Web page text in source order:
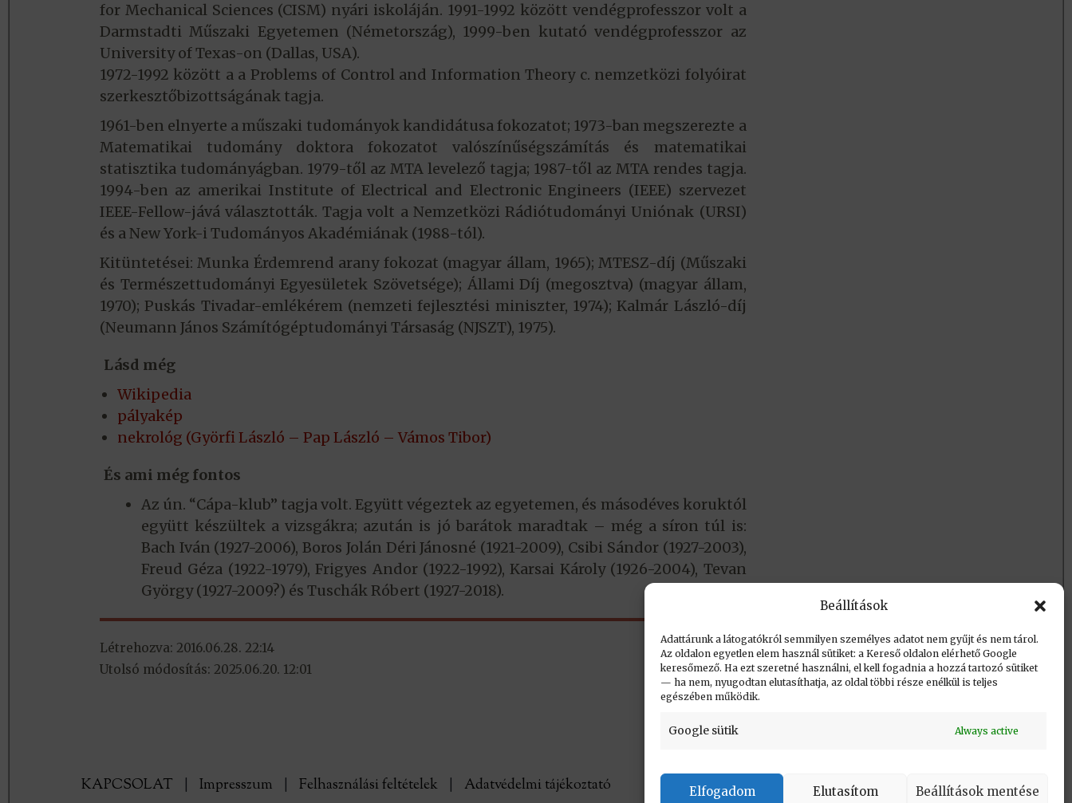
Beállítások
Adattárunk a látogatókról semmilyen személyes adatot nem gyűjt és nem tárol.
Az oldalon egyetlen elem használ sütiket: a Kereső oldalon elérhető Google
keresőmező. Ha ezt szeretné használni, el kell fogadnia a hozzá tartozó sütiket
— ha nem, nyugodtan elutasíthatja, az oldal többi része enélkül is teljes
egészében működik.
Google sütik Always active
Elfogadom Elutasítom Beállítások mentése
for Mechanical Sciences (CISM) nyári iskoláján. 1991-1992 között vendégprofesszor volt a
Darmstadti Műszaki Egyetemen (Németország), 1999-ben kutató vendégprofesszor az
University of Texas-on (Dallas, USA).
1972-1992 között a a Problems of Control and Information Theory c. nemzetközi folyóirat
szerkesztőbizottságának tagja.
1961-ben elnyerte a műszaki tudományok kandidátusa fokozatot; 1973-ban megszerezte a
Matematikai tudomány doktora fokozatot valószínűségszámítás és matematikai
statisztika tudományágban. 1979-től az MTA levelező tagja; 1987-től az MTA rendes tagja.
1994-ben az amerikai Institute of Electrical and Electronic Engineers (IEEE) szervezet
IEEE-Fellow-jává választották. Tagja volt a Nemzetközi Rádiótudományi Uniónak (URSI)
és a New York-i Tudományos Akadémiának (1988-tól).
Kitüntetései: Munka Érdemrend arany fokozat (magyar állam, 1965); MTESZ-díj (Műszaki
és Természettudományi Egyesületek Szövetsége); Állami Díj (megosztva) (magyar állam,
1970); Puskás Tivadar-emlékérem (nemzeti fejlesztési miniszter, 1974); Kalmár László-díj
(Neumann János Számítógéptudományi Társaság (NJSZT), 1975).
Lásd még
Wikipedia
pályakép
nekrológ (Györfi László – Pap László – Vámos Tibor)
És ami még fontos
Az ún. “Cápa-klub” tagja volt. Együtt végeztek az egyetemen, és másodéves koruktól
együtt készültek a vizsgákra; azután is jó barátok maradtak – még a síron túl is:
Bach Iván (1927-2006), Boros Jolán Déri Jánosné (1921-2009), Csibi Sándor (1927-2003),
Freud Géza (1922-1979), Frigyes Andor (1922-1992), Karsai Károly (1926-2004), Tevan
György (1927-2009?) és Tuschák Róbert (1927-2018).
Létrehozva: 2016.06.28. 22:14
Utolsó módosítás: 2025.06.20. 12:01
KAPCSOLAT Impresszum Felhasználási feltételek Adatvédelmi tájékoztató Vissza a lap tetejére